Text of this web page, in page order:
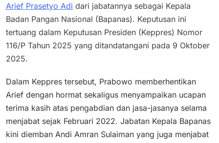
Arief Prasetyo Adi dari jabatannya sebagai Kepala
Badan Pangan Nasional (Bapanas). Keputusan ini
tertuang dalam Keputusan Presiden (Keppres) Nomor
116/P Tahun 2025 yang ditandatangani pada 9 Oktober
2025.
Dalam Keppres tersebut, Prabowo memberhentikan
Arief dengan hormat sekaligus menyampaikan ucapan
terima kasih atas pengabdian dan jasa-jasanya selama
menjabat sejak Februari 2022. Jabatan Kepala Bapanas
kini diemban Andi Amran Sulaiman yang juga menjabat